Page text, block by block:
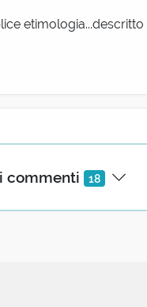
commenti 18
Per dire che